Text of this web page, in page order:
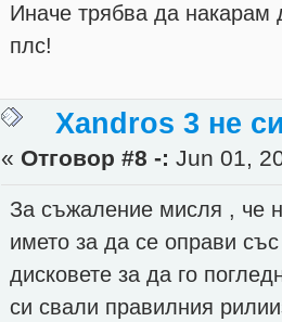
Иначе трябва да накарам
плс!
Xandros 3 не
« Отговор #8 -: Jun 01,
За съжаление мисля , че
името за да се оправи
дисковете за да го
си свали правилния